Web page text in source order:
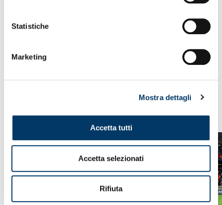
Statistiche
Marketing
Mostra dettagli
Accetta tutti
Accetta selezionati
Rifiuta